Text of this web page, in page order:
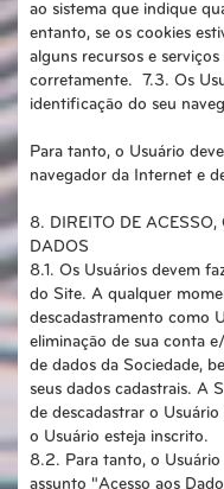
ao sistema que indique
entanto, se os cookies
alguns recursos e
corretamente. 7.3. Os
identificação do seu
Para tanto, o Usuário
navegador da Internet e
8. DIREITO DE
DADOS
8.1. Os Usuários devem
do Site. A qualquer
descadastramento como
eliminação de sua conta
de dados da Sociedade,
seus dados cadastrais. A
de descadastrar o
o Usuário esteja inscrito.
8.2. Para tanto, o
assunto "Acesso aos